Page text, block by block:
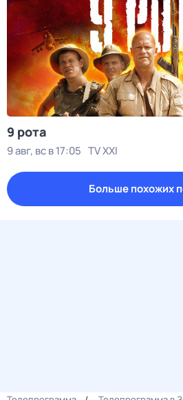
9 рота
9 авг, вс в 17:05 TV XXI
Больше похожих